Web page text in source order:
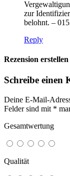
zur
belohnt. –
Reply
Rezension erstellen
Schreibe einen
Deine E-Mail-
Felder sind mit *
Gesamtwertung
Qualität